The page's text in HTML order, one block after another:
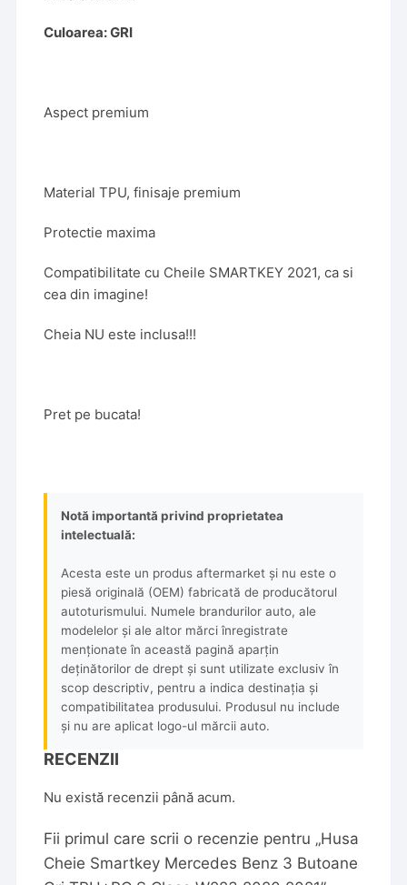
Culoarea: GRI
Aspect premium
Material TPU, finisaje premium
Protectie maxima
Compatibilitate cu Cheile SMARTKEY 2021, ca si
cea din imagine!
Cheia NU este inclusa!!!
Pret pe bucata!
Notă importantă privind proprietatea
intelectuală:
Acesta este un produs aftermarket și nu este o
piesă originală (OEM) fabricată de producătorul
autoturismului. Numele brandurilor auto, ale
modelelor și ale altor mărci înregistrate
menționate în această pagină aparțin
deținătorilor de drept și sunt utilizate exclusiv în
scop descriptiv, pentru a indica destinația și
compatibilitatea produsului. Produsul nu include
și nu are aplicat logo-ul mărcii auto.
RECENZII
Nu există recenzii până acum.
Fii primul care scrii o recenzie pentru „Husa
Cheie Smartkey Mercedes Benz 3 Butoane